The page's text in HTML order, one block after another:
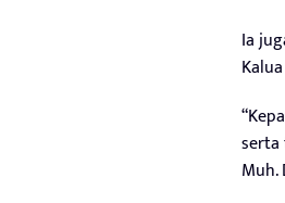
Ia
serta
Muh.